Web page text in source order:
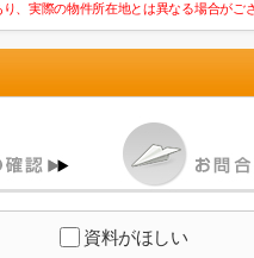
、実際の物件所在地とは異なる場合がござ
資料がほしい